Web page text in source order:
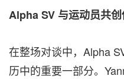
Alpha SV 与运动员共
在整场对谈中，Alpha
历中的重要一部分。